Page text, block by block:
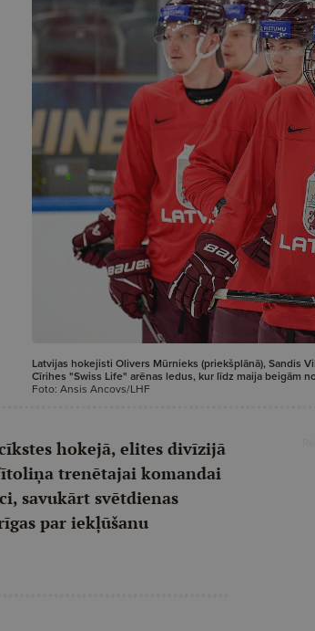
Latvijas hokejisti Olivers Mūrnieks (priekšplānā), Sandis
Cīrihes "Swiss Life" arēnas ledus, kur līdz maija beigām
Foto: Ansis Ancovs/LHF
hokejā, elites divīzijā
trenētajai komandai
savukārt svētdienas
par iekļūšanu